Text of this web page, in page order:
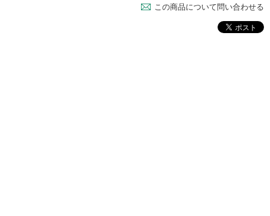
この商品について問い合わせる